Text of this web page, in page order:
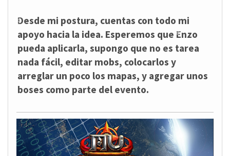
Desde mi postura, cuentas con todo mi
apoyo hacia la idea. Esperemos que Enzo
pueda aplicarla, supongo que no es tarea
nada fácil, editar mobs, colocarlos y
arreglar un poco los mapas, y agregar unos
boses como parte del evento.
❄
❄
❄